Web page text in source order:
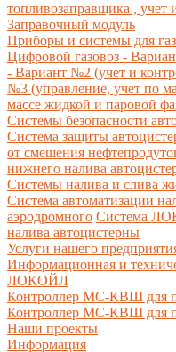
топливозаправщика , учет
Заправочный модуль
Приборы и системы для
Цифровой газовоз -
- Вариант №2 (учет и
№3 (управление, учет по
массе жидкой и паровой
Системы безопасности
Система защиты
от смешения
нижнего налива
Системы налива и слива
Система автоматизации
аэродромного Система
налива автоцистерны
Услуги нашего
Информационная и
ЛОКОЙЛ
Контроллер МС-КВШ для
Контроллер МС-КВШ для
Наши проекты
Информация